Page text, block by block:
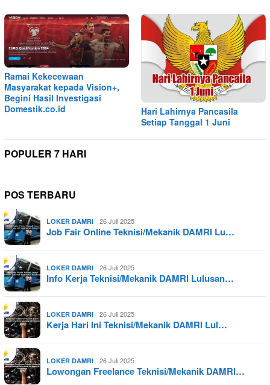
Ramai Kekecewaan
Masyarakat kepada Vision+,
Begini Hasil Investigasi
Domestik.co.id
Hari Lahirnya Pancasila
Setiap Tanggal 1 Juni
POPULER 7 HARI
POS TERBARU
LOKER DAMRI 26 Juli 2025
Job Fair Online Teknisi/Mekanik DAMRI Lu…
LOKER DAMRI 26 Juli 2025
Info Kerja Teknisi/Mekanik DAMRI Lulusan…
LOKER DAMRI 26 Juli 2025
Kerja Hari Ini Teknisi/Mekanik DAMRI Lul…
LOKER DAMRI 26 Juli 2025
Lowongan Freelance Teknisi/Mekanik DAMRI…